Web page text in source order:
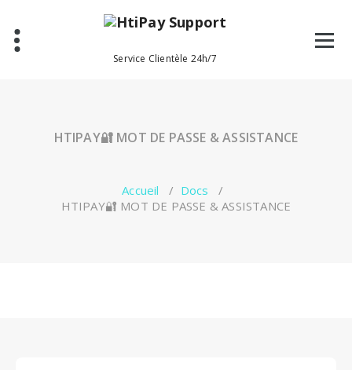
contenu
Service Clientèle 24h/7
HTIPAY🔐 MOT DE PASSE & ASSISTANCE
Accueil / Docs /
HTIPAY🔐 MOT DE PASSE & ASSISTANCE